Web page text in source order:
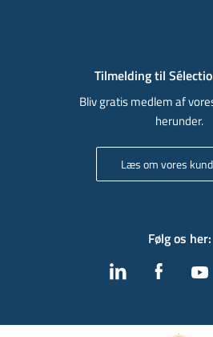
Tilmelding til
Bliv gratis medlem af
herunder.
Læs om vores
Følg os her: